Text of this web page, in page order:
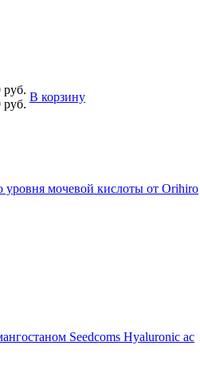
руб.
руб.
В корзину
мочевой кислоты от Orihiro
Seedcoms Hyaluronic ac